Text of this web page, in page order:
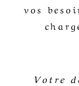
vos
Votre